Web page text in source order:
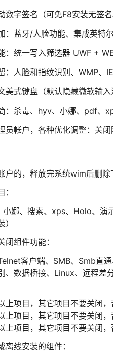
数字签名（可免F8安装无签
：蓝牙/人脸功能、集成英特
：统一写入筛选器 UWF +
：人脸和指纹识别、WMP、
美式键盘（默认隐藏微软输入
：杀毒、hyv、小娜、pdf、
员帐户，各种优化调整：关
户的，释放完系统wim后删
小娜、搜索、xps、Holo、
闭组件功能：
客户端、SMB、Smb直
、数据桥接、Linux、远程差
上项目，其它项目不要关闭，
上项目，其它项目不要关闭，
上项目，其它项目不要关闭，
离线安装的组件：